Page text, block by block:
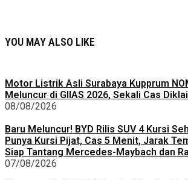
YOU MAY ALSO LIKE
Motor Listrik Asli Surabaya Kupprum
Meluncur di GIIAS 2026, Sekali Cas
08/08/2026
Baru Meluncur! BYD Rilis SUV 4 Kursi
Punya Kursi Pijat, Cas 5 Menit, Jarak
Siap Tantang Mercedes-Maybach dan
07/08/2026